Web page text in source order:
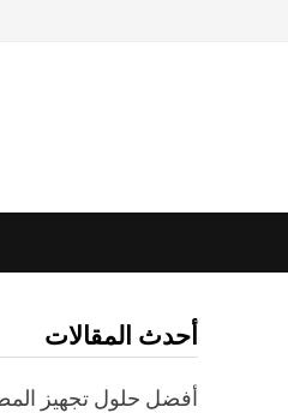
أحدث المقالات
أفضل حلول تجهيز